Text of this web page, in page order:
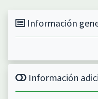
Información
Información